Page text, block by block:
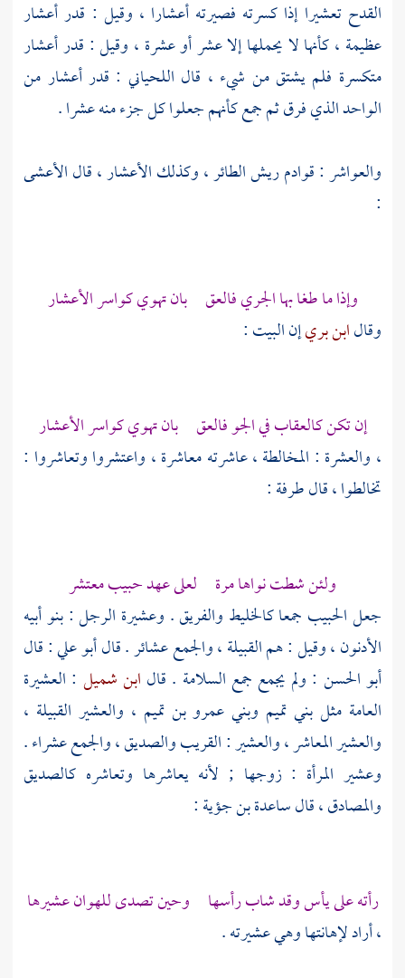
القدح تعشيرا إذا كسرته فصيرته أعشارا ، وقيل : قدر أعشار
عظيمة ، كأنها لا يحملها إلا عشر أو عشرة ، وقيل : قدر أعشار
متكسرة فلم يشتق من شيء ، قال اللحياني : قدر أعشار من
الواحد الذي فرق ثم جمع كأنهم جعلوا كل جزء منه عشرا .
والعواشر : قوادم ريش الطائر ، وكذلك الأعشار ، قالالأعشى
:
وإذا ما طغا بها الجري فالعق بان تهوي كواسر الأعشار
وقالابن بريإن البيت :
إن تكن كالعقاب في الجو فالعق بان تهوي كواسر الأعشار
، والعشرة : المخالطة ، عاشرته معاشرة ، واعتشروا وتعاشروا :
تخالطوا ، قالطرفة:
ولئن شطت نواها مرة لعلى عهد حبيب معتشر
جعل الحبيب جمعا كالخليط والفريق . وعشيرة الرجل : بنو أبيه
الأدنون ، وقيل : هم القبيلة ، والجمع عشائر . قالأبو علي: قال
أبو الحسن : ولم يجمع جمع السلامة . قال ابن شميل : العشيرة
العامة مثل بني تميم وبني عمرو بن تميم ، والعشير القبيلة ،
والعشير المعاشر ، والعشير : القريب والصديق ، والجمع عشراء .
وعشير المرأة : زوجها ; لأنه يعاشرها وتعاشره كالصديق
والمصادق ، قالساعدة بن جؤية:
رأته على يأس وقد شاب رأسها وحين تصدى للهوان عشيرها
، أراد لإهانتها وهي عشيرته .